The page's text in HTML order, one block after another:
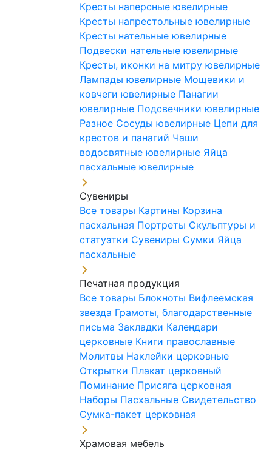
Кресты наперсные ювелирные
Кресты напрестольные ювелирные
Кресты нательные ювелирные
Подвески нательные ювелирные
Кресты, иконки на митру ювелирные
Лампады ювелирные Мощевики и
ковчеги ювелирные Панагии
ювелирные Подсвечники ювелирные
Разное Сосуды ювелирные Цепи для
крестов и панагий Чаши
водосвятные ювелирные Яйца
пасхальные ювелирные
Сувениры
Все товары Картины Корзина
пасхальная Портреты Скульптуры и
статуэтки Сувениры Сумки Яйца
пасхальные
Печатная продукция
Все товары Блокноты Вифлеемская
звезда Грамоты, благодарственные
письма Закладки Календари
церковные Книги православные
Молитвы Наклейки церковные
Открытки Плакат церковный
Поминание Присяга церковная
Наборы Пасхальные Свидетельство
Сумка-пакет церковная
Храмовая мебель